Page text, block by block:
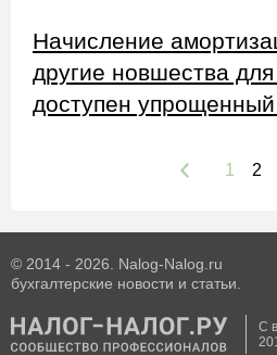
Начисление
другие новшества
доступен упрощенный
1 2
© 2014 - 2026. Nalog-Nalog.ru
бухгалтерские новости и статьи.
С